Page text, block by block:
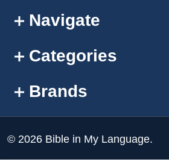
Navigate
Categories
Brands
© 2026 Bible in My Language.